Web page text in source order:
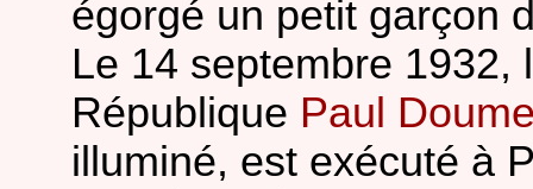
égorgé un petit garçon
Le 14 septembre 1932,
République Paul
illuminé, est exécuté à